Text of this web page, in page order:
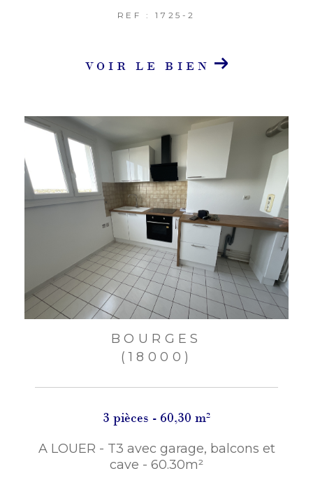
REF : 1725-2
VOIR LE BIEN
BOURGES
(18000)
3 pièces - 60,30 m²
A LOUER - T3 avec garage, balcons et
cave - 60.30m²